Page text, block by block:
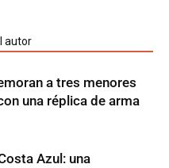
autor
a tres menores
una réplica de arma
Azul: una